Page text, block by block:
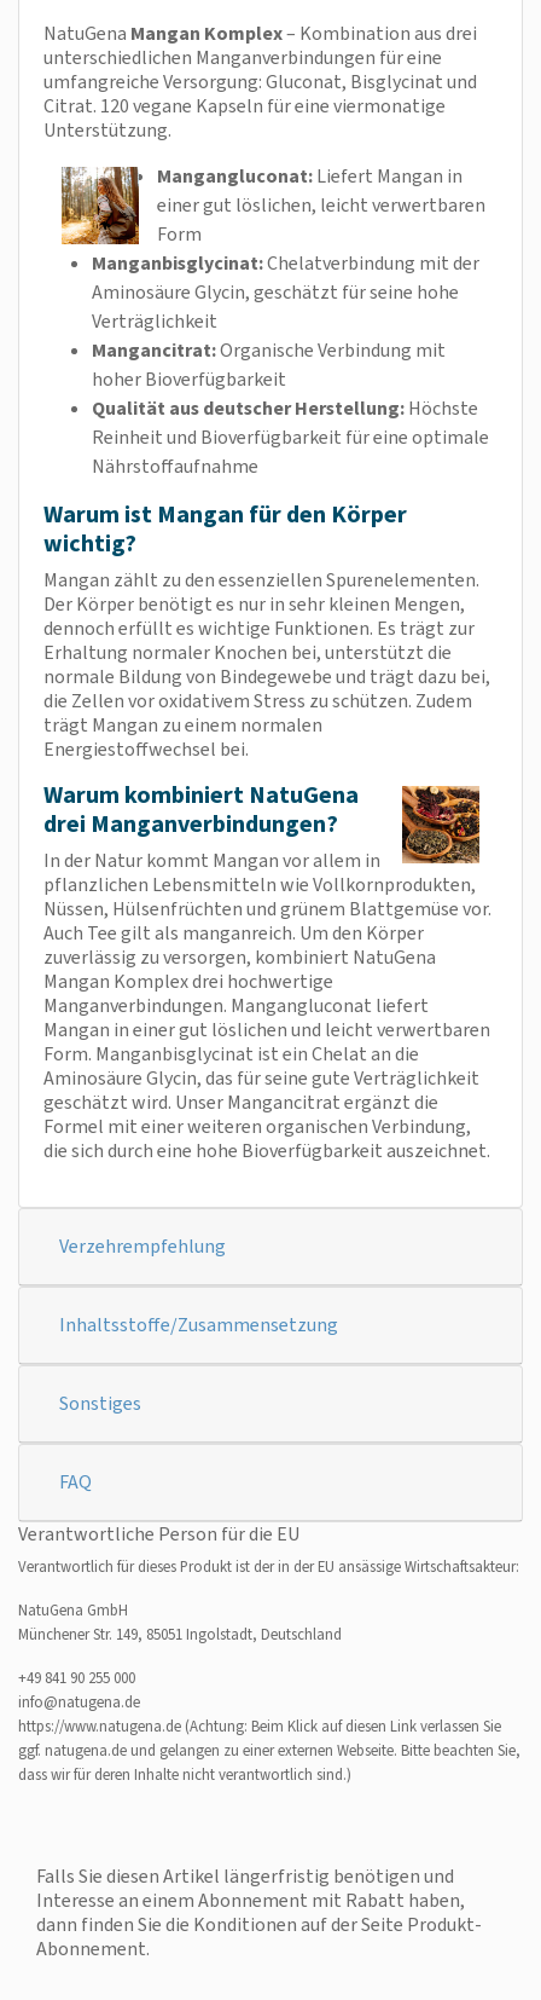
NatuGena Mangan Komplex– Kombination aus drei
unterschiedlichen Manganverbindungen für eine
umfangreiche Versorgung: Gluconat, Bisglycinat und
Citrat. 120 vegane Kapseln für eine viermonatige
Unterstützung.
Mangangluconat:Liefert Mangan in
einer gut löslichen, leicht verwertbaren
Form
Manganbisglycinat:Chelatverbindung mit der
Aminosäure Glycin, geschätzt für seine hohe
Verträglichkeit
Mangancitrat:Organische Verbindung mit
hoher Bioverfügbarkeit
Qualität aus deutscher Herstellung:Höchste
Reinheit und Bioverfügbarkeit für eine optimale
Nährstoffaufnahme
Warum ist Mangan für den Körper
wichtig?
Mangan zählt zu den essenziellen Spurenelementen.
Der Körper benötigt es nur in sehr kleinen Mengen,
dennoch erfüllt es wichtige Funktionen. Es trägt zur
Erhaltung normaler Knochen bei, unterstützt die
normale Bildung von Bindegewebe und trägt dazu bei,
die Zellen vor oxidativem Stress zu schützen. Zudem
trägt Mangan zu einem normalen
Energiestoffwechsel bei.
Warum kombiniert NatuGena
drei Manganverbindungen?
In der Natur kommt Mangan vor allem in
pflanzlichen Lebensmitteln wie Vollkornprodukten,
Nüssen, Hülsenfrüchten und grünem Blattgemüse vor.
Auch Tee gilt als manganreich. Um den Körper
zuverlässig zu versorgen, kombiniert NatuGena
Mangan Komplex drei hochwertige
Manganverbindungen. Mangangluconat liefert
Mangan in einer gut löslichen und leicht verwertbaren
Form. Manganbisglycinat ist ein Chelat an die
Aminosäure Glycin, das für seine gute Verträglichkeit
geschätzt wird. Unser Mangancitrat ergänzt die
Formel mit einer weiteren organischen Verbindung,
die sich durch eine hohe Bioverfügbarkeit auszeichnet.
Verzehrempfehlung
Inhaltsstoffe/Zusammensetzung
Sonstiges
FAQ
Verantwortliche Person für die EU
Verantwortlich für dieses Produkt ist der in der EU ansässige Wirtschaftsakteur:
NatuGena GmbH
Münchener Str. 149, 85051 Ingolstadt, Deutschland
+49 841 90 255 000
info@natugena.de
https://www.natugena.de (Achtung: Beim Klick auf diesen Link verlassen Sie
ggf. natugena.de und gelangen zu einer externen Webseite. Bitte beachten Sie,
dass wir für deren Inhalte nicht verantwortlich sind.)
Falls Sie diesen Artikel längerfristig benötigen und
Interesse an einem Abonnement mit Rabatt haben,
dann finden Sie die Konditionen auf der Seite Produkt-
Abonnement.